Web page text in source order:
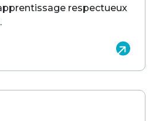
respectueux